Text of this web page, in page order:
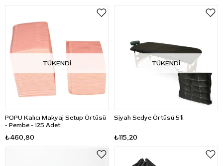
TÜKENDI
POPU Kalıcı Makyaj Setup Örtüsü
- Pembe - 125 Adet
₺460,80
TÜKENDI
Siyah Sedye Örtüsü 5'li
₺115,20